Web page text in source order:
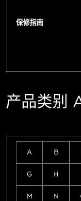
保修指南
产品类别
A B
G H
M N